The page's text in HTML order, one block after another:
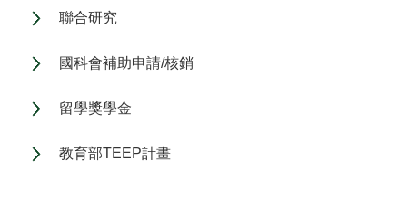
聯合研究
國科會補助申請/核銷
留學獎學金
教育部TEEP計畫